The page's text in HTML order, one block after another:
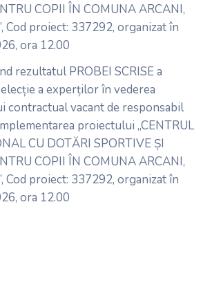
COPII ÎN COMUNA ARCANI,
Cod proiect: 337292, organizat în
ora 12.00
rezultatul PROBEI SCRISE a
a experților în vederea
contractual vacant de responsabil
proiectului „CENTRUL
CU DOTĂRI SPORTIVE ȘI
COPII ÎN COMUNA ARCANI,
Cod proiect: 337292, organizat în
ora 12.00